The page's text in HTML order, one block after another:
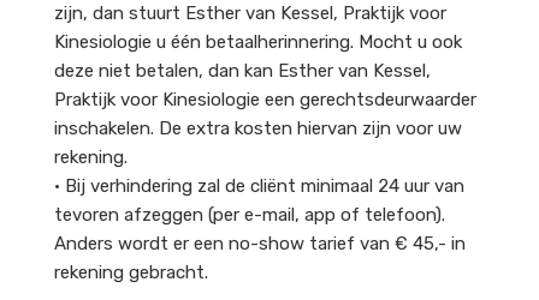
zijn, dan stuurt Esther van Kessel, Praktijk voor
Kinesiologie u één betaalherinnering. Mocht u ook
deze niet betalen, dan kan Esther van Kessel,
Praktijk voor Kinesiologie een gerechtsdeurwaarder
inschakelen. De extra kosten hiervan zijn voor uw
rekening.
• Bij verhindering zal de cliënt minimaal 24 uur van
tevoren afzeggen (per e-mail, app of telefoon).
Anders wordt er een no-show tarief van € 45,- in
rekening gebracht.